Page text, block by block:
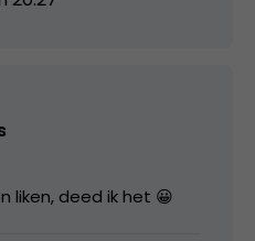
liken, deed ik het 😀